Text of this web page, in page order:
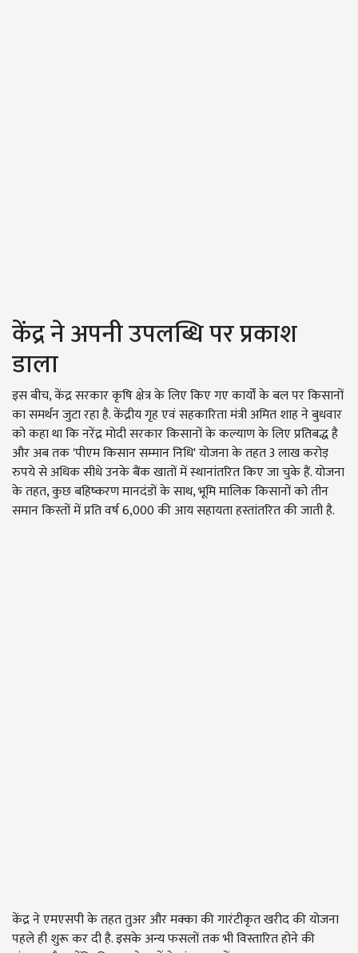
केंद्र ने अपनी उपलब्धि पर प्रकाश
डाला
इस बीच, केंद्र सरकार कृषि क्षेत्र के लिए किए गए कार्यों के बल पर किसानों
का समर्थन जुटा रहा है. केंद्रीय गृह एवं सहकारिता मंत्री अमित शाह ने बुधवार
को कहा था कि नरेंद्र मोदी सरकार किसानों के कल्याण के लिए प्रतिबद्ध है
और अब तक 'पीएम किसान सम्मान निधि' योजना के तहत 3 लाख करोड़
रुपये से अधिक सीधे उनके बैंक खातों में स्थानांतरित किए जा चुके हैं. योजना
के तहत, कुछ बहिष्करण मानदंडों के साथ, भूमि मालिक किसानों को तीन
समान किस्तों में प्रति वर्ष 6,000 की आय सहायता हस्तांतरित की जाती है.
केंद्र ने एमएसपी के तहत तुअर और मक्का की गारंटीकृत खरीद की योजना
पहले ही शुरू कर दी है. इसके अन्य फसलों तक भी विस्तारित होने की